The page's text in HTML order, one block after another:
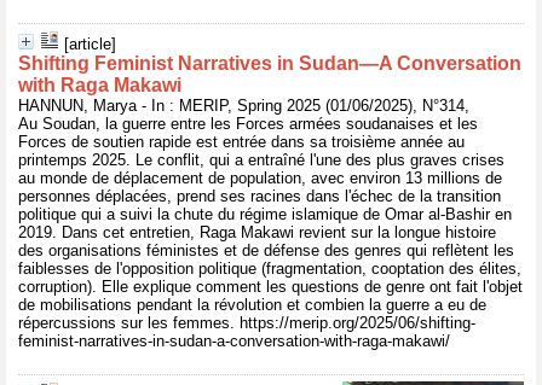
[article]
Shifting Feminist Narratives in Sudan—A Conversation
with Raga Makawi
HANNUN, Marya - In : MERIP, Spring 2025 (01/06/2025), N°314,
Au Soudan, la guerre entre les Forces armées soudanaises et les
Forces de soutien rapide est entrée dans sa troisième année au
printemps 2025. Le conflit, qui a entraîné l'une des plus graves crises
au monde de déplacement de population, avec environ 13 millions de
personnes déplacées, prend ses racines dans l'échec de la transition
politique qui a suivi la chute du régime islamique de Omar al-Bashir en
2019. Dans cet entretien, Raga Makawi revient sur la longue histoire
des organisations féministes et de défense des genres qui reflètent les
faiblesses de l'opposition politique (fragmentation, cooptation des élites,
corruption). Elle explique comment les questions de genre ont fait l'objet
de mobilisations pendant la révolution et combien la guerre a eu de
répercussions sur les femmes. https://merip.org/2025/06/shifting-
feminist-narratives-in-sudan-a-conversation-with-raga-makawi/